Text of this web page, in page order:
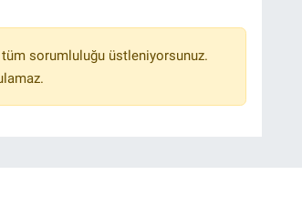
sorumluluğu üstleniyorsunuz.